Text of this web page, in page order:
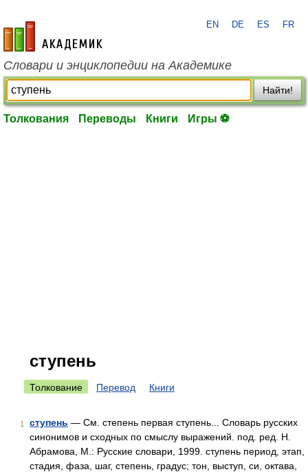
academic.ru
EN DE ES FR
Словари и энциклопедии на Академике
Найти!
Толкования Переводы Книги Игры ⚽
ступень
Толкование Перевод Книги
1 ступень — См. степень первая ступень... Словарь русских
синонимов и сходных по смыслу выражений. под. ред. Н.
Абрамова, М.: Русские словари, 1999. ступень период, этап,
стадия, фаза, шаг, степень, градус; тон, выступ, си, октава,